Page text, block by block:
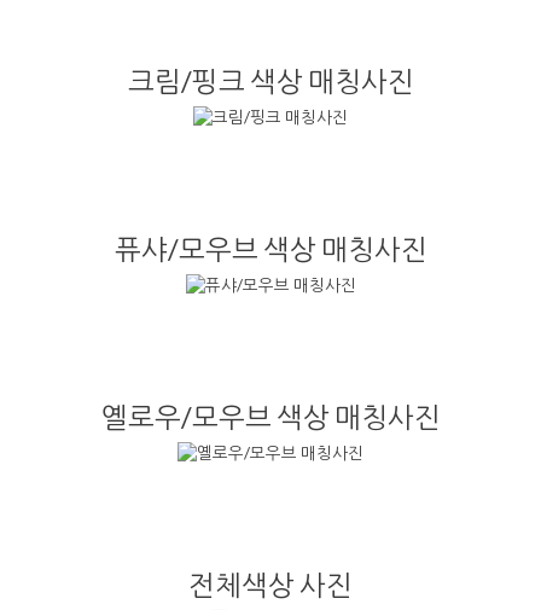
크림/핑크 색상 매칭사진
퓨샤/모우브 색상 매칭사진
옐로우/모우브 색상 매칭사진
전체색상 사진